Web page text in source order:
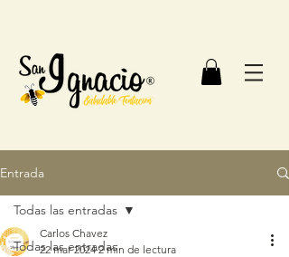
Entrada
Todas las entradas
Todas las entradas
Carlos Chavez
22 mar 2024 2 min de lectura